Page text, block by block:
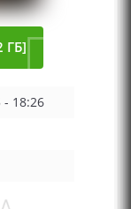
ГБ]
- 18:26